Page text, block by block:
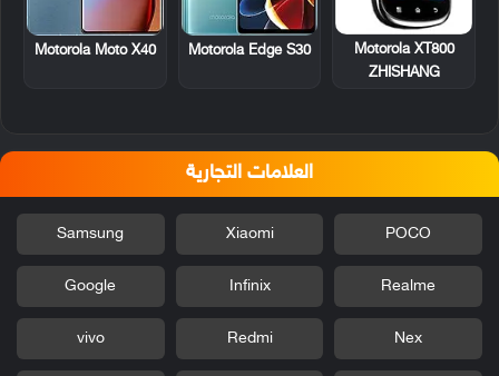
Motorola XT800
ZHISHANG
Motorola Edge S30
Motorola Moto X40
العلامات التجارية
POCO
Xiaomi
Samsung
Realme
Infinix
Google
Nex
Redmi
vivo